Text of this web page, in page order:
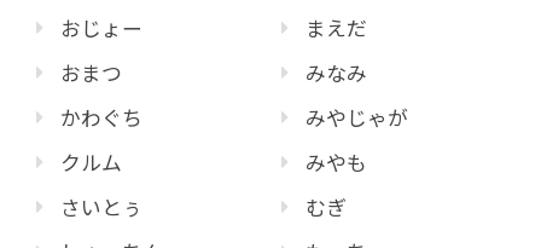
おじょー
おまつ
かわぐち
クルム
さいとぅ
まえだ
みなみ
みやじゃが
みやも
むぎ